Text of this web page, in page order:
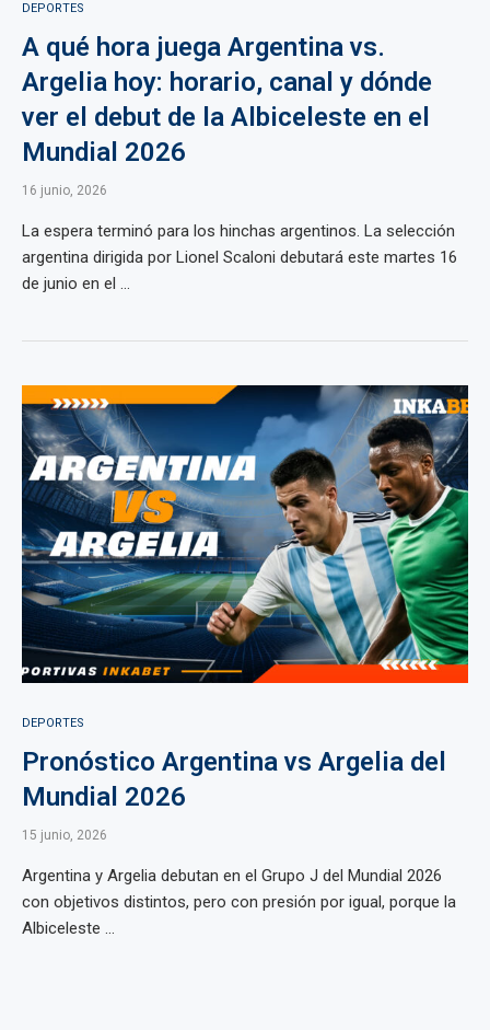
DEPORTES
A qué hora juega Argentina vs.
Argelia hoy: horario, canal y dónde
ver el debut de la Albiceleste en el
Mundial 2026
16 junio, 2026
La espera terminó para los hinchas argentinos. La selección
argentina dirigida por Lionel Scaloni debutará este martes 16
de junio en el ...
DEPORTES
Pronóstico Argentina vs Argelia del
Mundial 2026
15 junio, 2026
Argentina y Argelia debutan en el Grupo J del Mundial 2026
con objetivos distintos, pero con presión por igual, porque la
Albiceleste ...